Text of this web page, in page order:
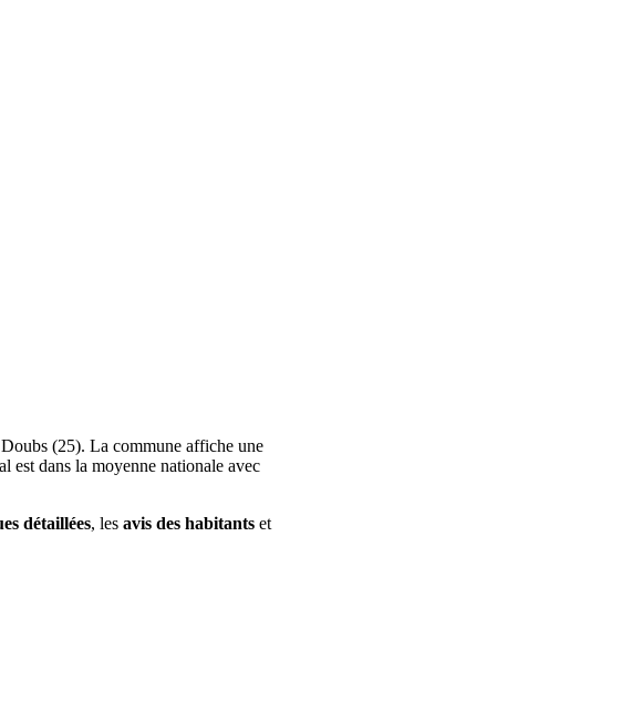
(25). La commune affiche une
est dans la moyenne nationale avec
détaillées, les avis des habitants et